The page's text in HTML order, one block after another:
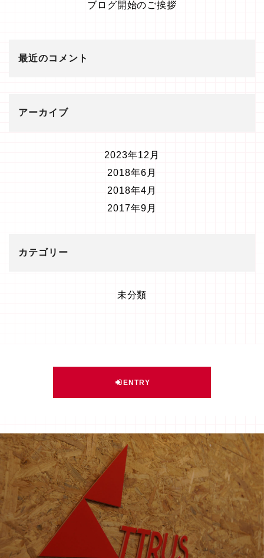
ブログ開始のご挨拶
最近のコメント
アーカイブ
2023年12月
2018年6月
2018年4月
2017年9月
カテゴリー
未分類
ENTRY